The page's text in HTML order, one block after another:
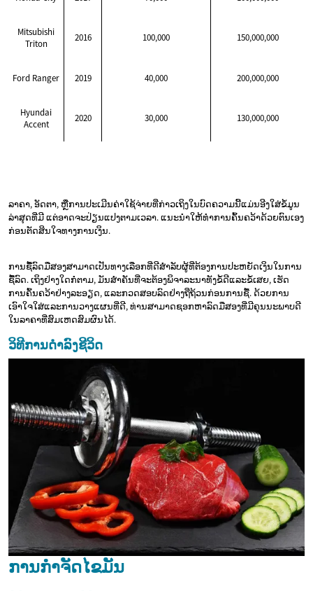
Mitsubishi
Triton
2016 100,000 150,000,000
Ford Ranger 2019 40,000 200,000,000
Hyundai
Accent
2020 30,000 130,000,000
ລາຄາ, ອັດຕາ, ຫຼືການປະເມີນຄ່າໃຊ້ຈ່າຍທີ່ກ່າວເຖິງໃນບົດຄວາມນີ້ແມ່ນອີງໃສ່ຂໍ້ມູນ
ລ່າສຸດທີ່ມີ ແຕ່ອາດຈະປ່ຽນແປງຕາມເວລາ. ແນະນຳໃຫ້ທຳການຄົ້ນຄວ້າດ້ວຍຕົນເອງ
ກ່ອນຕັດສິນໃຈທາງການເງິນ.
ການຊື້ລົດມືສອງສາມາດເປັນທາງເລືອກທີ່ດີສຳລັບຜູ້ທີ່ຕ້ອງການປະຫຍັດເງິນໃນການ
ຊື້ລົດ. ເຖິງຢ່າງໃດກໍ່ຕາມ, ມັນສຳຄັນທີ່ຈະຕ້ອງພິຈາລະນາທັງຂໍ້ດີແລະຂໍ້ເສຍ, ເຮັດ
ການຄົ້ນຄວ້າຢ່າງລະອຽດ, ແລະກວດສອບລົດຢ່າງຖີ່ຖ້ວນກ່ອນການຊື້. ດ້ວຍການ
ເອົາໃຈໃສ່ແລະການວາງແຜນທີ່ດີ, ທ່ານສາມາດຊອກຫາລົດມືສອງທີ່ມີຄຸນນະພາບດີ
ໃນລາຄາທີ່ສົມເຫດສົມຜົນໄດ້.
ວິທີການດຳລົງຊີວິດ
ການກຳຈັດໄຂມັນ